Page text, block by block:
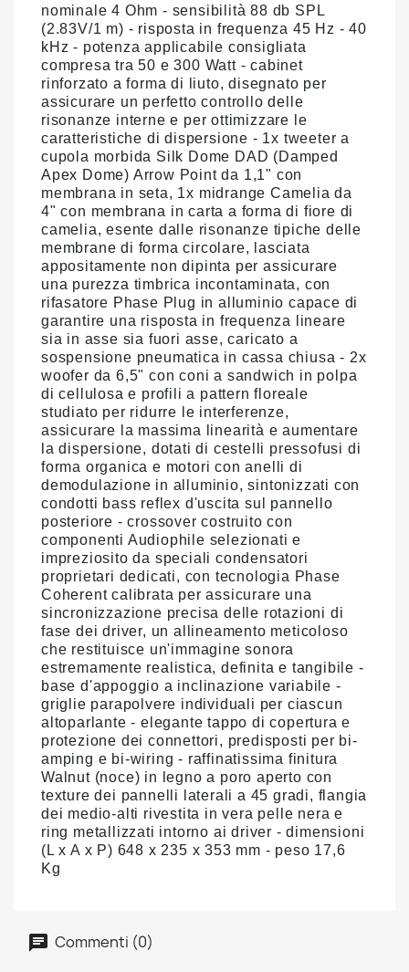
nominale 4 Ohm - sensibilità 88 db SPL
(2.83V/1 m) - risposta in frequenza 45 Hz - 40
kHz - potenza applicabile consigliata
compresa tra 50 e 300 Watt - cabinet
rinforzato a forma di liuto, disegnato per
assicurare un perfetto controllo delle
risonanze interne e per ottimizzare le
caratteristiche di dispersione - 1x tweeter a
cupola morbida Silk Dome DAD (Damped
Apex Dome) Arrow Point da 1,1" con
membrana in seta, 1x midrange Camelia da
4" con membrana in carta a forma di fiore di
camelia, esente dalle risonanze tipiche delle
membrane di forma circolare, lasciata
appositamente non dipinta per assicurare
una purezza timbrica incontaminata, con
rifasatore Phase Plug in alluminio capace di
garantire una risposta in frequenza lineare
sia in asse sia fuori asse, caricato a
sospensione pneumatica in cassa chiusa - 2x
woofer da 6,5" con coni a sandwich in polpa
di cellulosa e profili a pattern floreale
studiato per ridurre le interferenze,
assicurare la massima linearità e aumentare
la dispersione, dotati di cestelli pressofusi di
forma organica e motori con anelli di
demodulazione in alluminio, sintonizzati con
condotti bass reflex d'uscita sul pannello
posteriore - crossover costruito con
componenti Audiophile selezionati e
impreziosito da speciali condensatori
proprietari dedicati, con tecnologia Phase
Coherent calibrata per assicurare una
sincronizzazione precisa delle rotazioni di
fase dei driver, un allineamento meticoloso
che restituisce un'immagine sonora
estremamente realistica, definita e tangibile -
base d'appoggio a inclinazione variabile -
griglie parapolvere individuali per ciascun
altoparlante - elegante tappo di copertura e
protezione dei connettori, predisposti per bi-
amping e bi-wiring - raffinatissima finitura
Walnut (noce) in legno a poro aperto con
texture dei pannelli laterali a 45 gradi, flangia
dei medio-alti rivestita in vera pelle nera e
ring metallizzati intorno ai driver - dimensioni
(L x A x P) 648 x 235 x 353 mm - peso 17,6
Kg
Commenti (0)